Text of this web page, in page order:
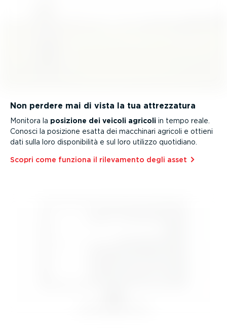
Non perdere mai di vista la tua attrez­zatura
Monitora la posizione dei veicoli agricoli in tempo reale.
Conosci la posizione esatta dei macchinari agricoli e ottieni
dati sulla loro dispo­ni­bilità e sul loro utilizzo quotidiano.
Scopri come funziona il rilevamento degli asset⁠